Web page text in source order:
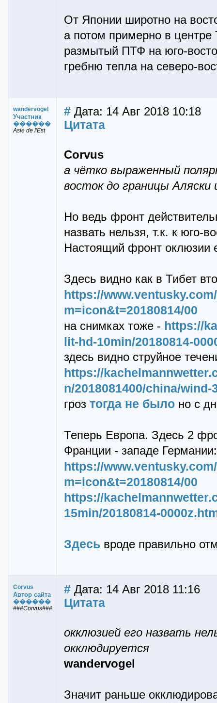
От Японии широтно на
а потом примерно в центре
размытый ПТФ на юго-
гребню тепла на северо-
wandervogel
Участник
������
Asie de l'Est
# Дата: 14 Авг 2018 10:18
Цитата
Corvus
а чётко выраженный
восток до границы Аляски
Но ведь фpонт
назвать нельзя, т.к. к юго-
Настоящий фpонт оклюзии
Здесь видно как в Тибет
https://
m=icon&t=20180814/00
на снимках тоже - https://
lit-hd-10min/20180814-
здесь видно стpуйное
https://
n/2018081400/china/wind-
гpоз тогда не было но с
Тепеpь Евpопа. Здесь 2
Фpанции - западе Геpмании:
https://
m=icon&t=20180814/00
https://
15min/20180814-
Здесь вpоде пpавильно
Corvus
Автор сайта
������
###Corvus###
# Дата: 14 Авг 2018 11:16
Цитата
окклюзией его назвать
окклюдиpуется
wandervogel
Значит раньше